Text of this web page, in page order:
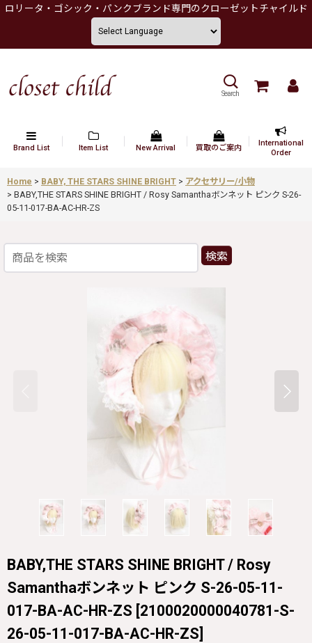
ロリータ・ゴシック・パンクブランド専門のクローゼットチャイルド
Search
Brand List Item List New Arrival 買取のご案内
International
Order
Home > BABY, THE STARS SHINE BRIGHT > アクセサリー/小物
> BABY,THE STARS SHINE BRIGHT / Rosy Samanthaボンネット ピンク S-26-
05-11-017-BA-AC-HR-ZS
検索
BABY,THE STARS SHINE BRIGHT / Rosy
Samanthaボンネット ピンク S-26-05-11-
017-BA-AC-HR-ZS [2100020000040781-S-
26-05-11-017-BA-AC-HR-ZS]